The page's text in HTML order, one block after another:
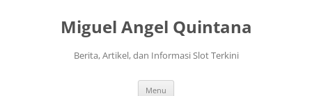
Miguel Angel Quintana
Berita, Artikel, dan Informasi Slot Terkini
Menu